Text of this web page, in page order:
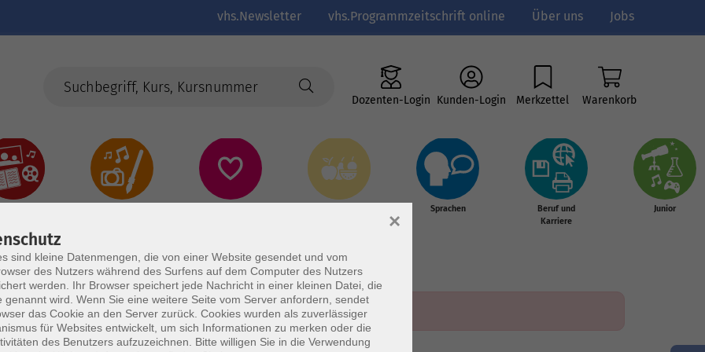
vhs.Newsletter vhs.Programmzeitschrift online Über uns Jobs
Dozenten-Login Kunden-Login Merkzettel Warenkorb
Sprachen
Beruf und
Karriere
Junior
sind kleine Datenmengen, die von einer Website gesendet und vom
des Nutzers während des Surfens auf dem Computer des Nutzers
werden. Ihr Browser speichert jede Nachricht in einer kleinen Datei, die
genannt wird. Wenn Sie eine weitere Seite vom Server anfordern, sendet
das Cookie an den Server zurück. Cookies wurden als zuverlässiger
für Websites entwickelt, um sich Informationen zu merken oder die
des Benutzers aufzuzeichnen. Bitte willigen Sie in die Verwendung
×